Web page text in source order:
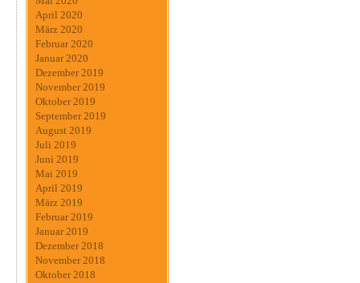
April 2020
März 2020
Februar 2020
Januar 2020
Dezember 2019
November 2019
Oktober 2019
September 2019
August 2019
Juli 2019
Juni 2019
Mai 2019
April 2019
März 2019
Februar 2019
Januar 2019
Dezember 2018
November 2018
Oktober 2018